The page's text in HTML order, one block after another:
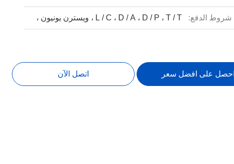
شروط الدفع: L / C ، D / A ، D / P ، T / T ، ويسترن يونيون ،
احصل على افضل سعر اتصل الآن